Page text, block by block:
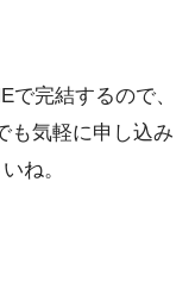
完結するので、
も気軽に申し込み
ね。